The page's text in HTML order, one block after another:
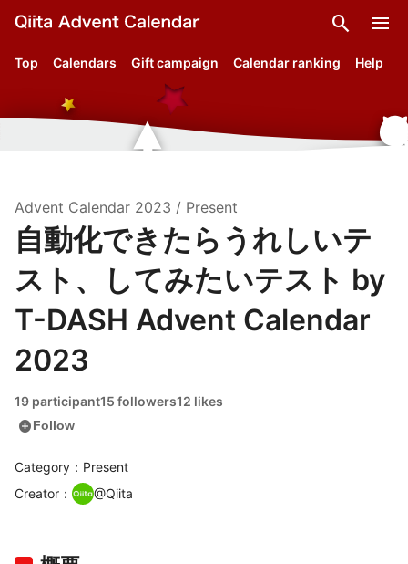
search menu
Top Calendars Gift campaign Calendar ranking Help
Advent Calendar 2023 / Present
自動化できたらうれしいテ
スト、してみたいテスト by
T-DASH Advent Calendar
2023
19 participant15 followers12 likes
add_circleFollow
Category：Present
Creator ： @Qiita